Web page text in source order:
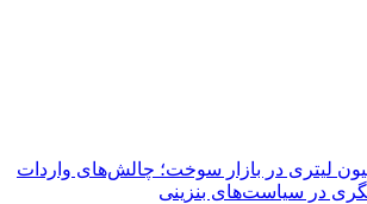
۲۰ میلیون لیتری در بازار سوخت؛ چالش‌های واردات
در سیاست‌های بنزینی